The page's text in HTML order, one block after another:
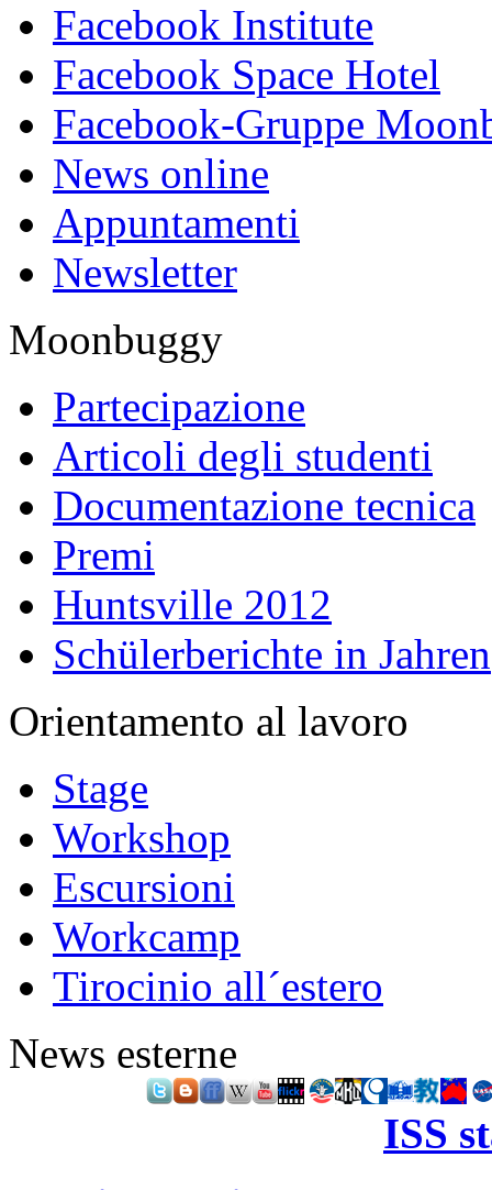
Facebook Institute
Facebook Space Hotel
Facebook-Gruppe
News online
Appuntamenti
Newsletter
Moonbuggy
Partecipazione
Articoli degli studenti
Documentazione tecnica
Premi
Huntsville 2012
Schülerberichte in Jahren
Orientamento al lavoro
Stage
Workshop
Escursioni
Workcamp
Tirocinio all´estero
News esterne
ISS